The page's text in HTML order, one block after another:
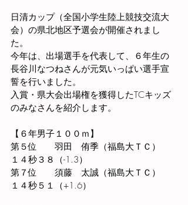
日清カップ（全国小学生陸上競技交流大
会）の県北地区予選会が開催されまし
た。
今年は、出場選手を代表して、６年生の
長谷川なつねさんが元気いっぱい選手宣
誓を行いました。
入賞・県大会出場権を獲得したTCキッズ
のみなさんを紹介します。
【６年男子１００ｍ】
第５位　　羽田　侑季（福島大ＴＣ）
１４秒３８（-1.3）
第７位　　須藤　太誠（福島大ＴＣ）
１４秒５１（+1.6）